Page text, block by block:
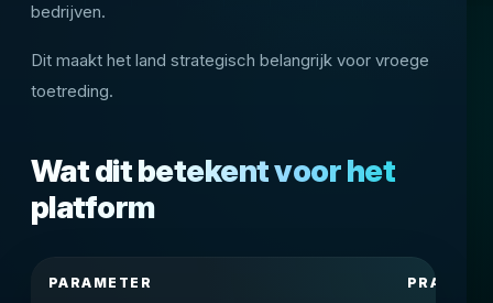
bedrijven.
Dit maakt het land strategisch belangrijk voor vroege
toetreding.
Wat dit betekent voor het
platform
PARAMETER